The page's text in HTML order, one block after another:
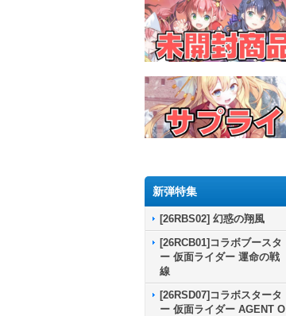
新弾特集
[26RBS02] 幻惑の翔風
[26RCB01]コラボブースタ
ー 仮面ライダー 運命の戦
線
[26RSD07]コラボスタータ
ー 仮面ライダー AGENT O